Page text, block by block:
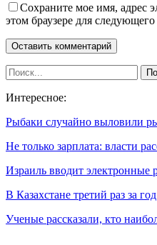
Сохраните мое имя, адрес
этом браузере для
Интересное:
Рыбаки случайно выловили
Не только зарплата: власти
Израиль вводит
В Казахстане третий раз за
Ученые рассказали, кто